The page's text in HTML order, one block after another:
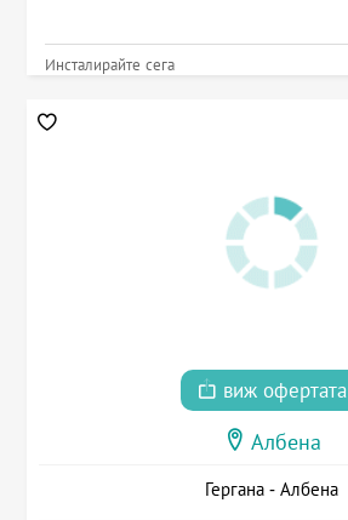
Инсталирайте сега
виж офертата
Албена
Гергана - Албена